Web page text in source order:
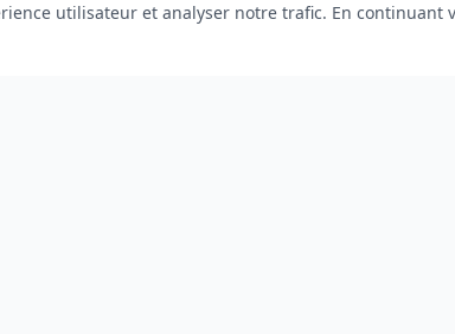
utilisateur et analyser notre trafic. En continuant